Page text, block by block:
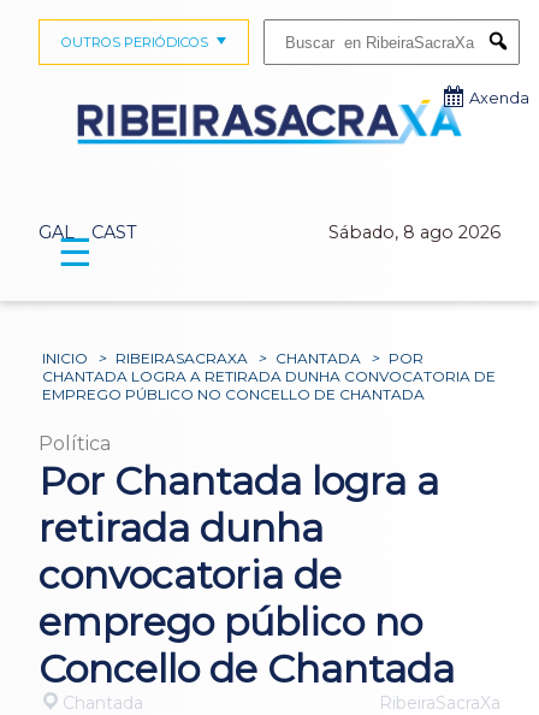
GAL CAST Sábado, 8 ago 2026
OUTROS PERIÓDICOS
Axenda
☰
INICIO > RIBEIRASACRAXA > CHANTADA > POR
CHANTADA LOGRA A RETIRADA DUNHA CONVOCATORIA DE
EMPREGO PÚBLICO NO CONCELLO DE CHANTADA
Política
Por Chantada logra a
retirada dunha
convocatoria de
emprego público no
Concello de Chantada
Chantada RibeiraSacraXa